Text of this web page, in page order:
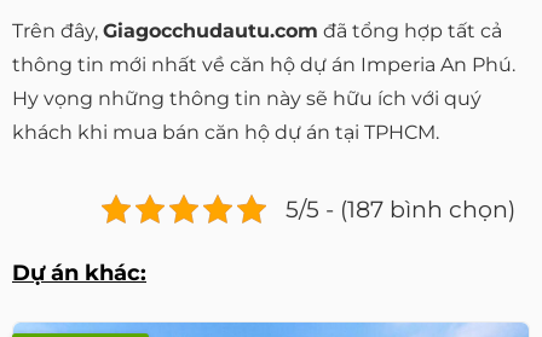
Trên đây, Giagocchudautu.com đã tổng hợp tất cả
thông tin mới nhất về căn hộ dự án Imperia An Phú.
Hy vọng những thông tin này sẽ hữu ích với quý
khách khi mua bán căn hộ dự án tại TPHCM.
5/5 - (187 bình chọn)
Dự án khác: